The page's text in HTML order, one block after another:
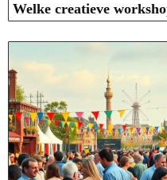
Welke creatieve